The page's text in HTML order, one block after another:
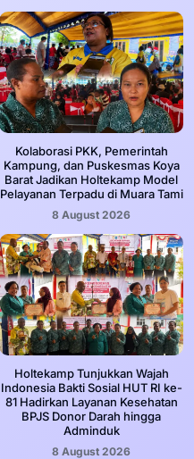
Kolaborasi PKK, Pemerintah
Kampung, dan Puskesmas Koya
Barat Jadikan Holtekamp Model
Pelayanan Terpadu di Muara Tami
8 August 2026
Holtekamp Tunjukkan Wajah
Indonesia Bakti Sosial HUT RI ke-
81 Hadirkan Layanan Kesehatan
BPJS Donor Darah hingga
Adminduk
8 August 2026